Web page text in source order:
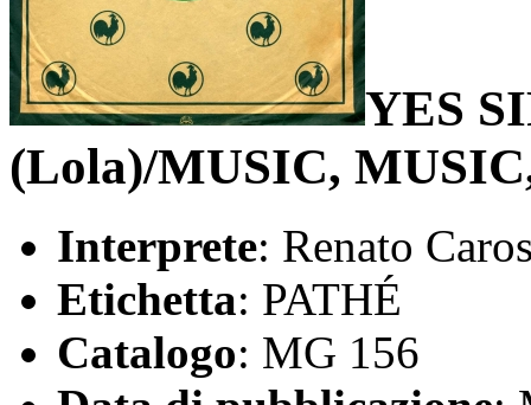
YES
(Lola)/MUSIC,
Interprete: Renato
Etichetta: PATHÉ
Catalogo: MG 156